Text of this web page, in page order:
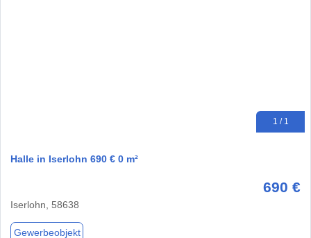
1 / 1
Halle in Iserlohn 690 € 0 m²
690 €
Iserlohn, 58638
Gewerbeobjekt